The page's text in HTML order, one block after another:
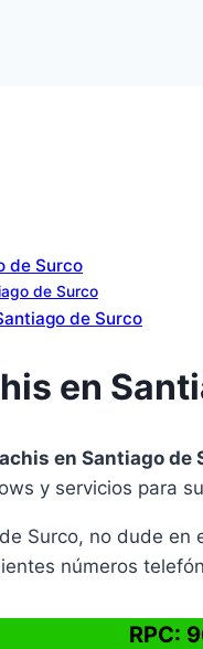
de Surco
de Surco
de Surco
en
en Santiago de
y servicios para
Surco, no dude
números
RPC: